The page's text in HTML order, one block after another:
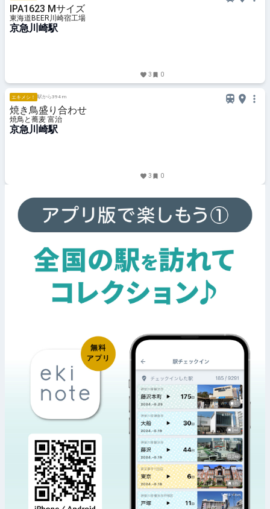
IPA1623 Mサイズ
東海道BEER川崎宿工場
京急川崎駅
3 0
エキメシ！ 駅から394 m
焼き鳥盛り合わせ
焼鳥と蕎麦 富治
京急川崎駅
3 0